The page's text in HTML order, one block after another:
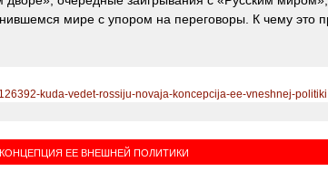
мире с упором на переговоры. К чему это
kuda-vedet-rossiju-novaja-koncepcija-ee-vneshnej-
ЕЕ ВНЕШНЕЙ ПОЛИТИКИ